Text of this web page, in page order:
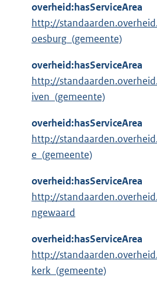
overheid:hasServiceArea
http://
oesburg_(gemeente)
overheid:hasServiceArea
http://
iven_(gemeente)
overheid:hasServiceArea
http://
e_(gemeente)
overheid:hasServiceArea
http://
ngewaard
overheid:hasServiceArea
http://
kerk_(gemeente)